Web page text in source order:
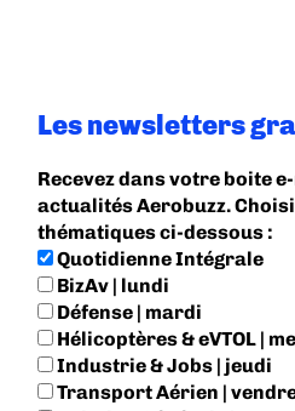
Les newsletters
Recevez dans votre boite
actualités Aerobuzz.
thématiques ci-dessous :
Quotidienne Intégrale
BizAv | lundi
Défense | mardi
Hélicoptères & eVTOL |
Industrie & Jobs | jeudi
Transport Aérien |